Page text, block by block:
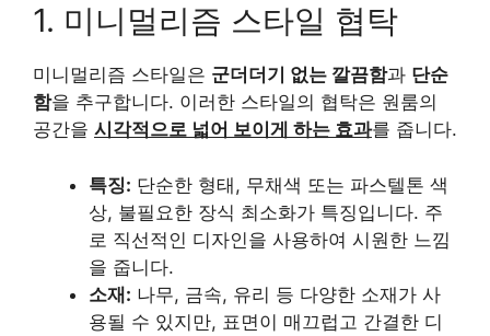
1. 미니멀리즘 스타일 협탁
미니멀리즘 스타일은 군더더기 없는 깔끔함과 단순
함을 추구합니다. 이러한 스타일의 협탁은 원룸의
공간을 시각적으로 넓어 보이게 하는 효과를 줍니다.
특징: 단순한 형태, 무채색 또는 파스텔톤 색
상, 불필요한 장식 최소화가 특징입니다. 주
로 직선적인 디자인을 사용하여 시원한 느낌
을 줍니다.
소재: 나무, 금속, 유리 등 다양한 소재가 사
용될 수 있지만, 표면이 매끄럽고 간결한 디